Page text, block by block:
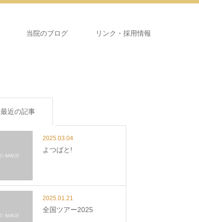
当院のブログ リンク・採用情報
最近の記事
2025.03.04
よつばと!
2025.01.21
全国ツアー2025